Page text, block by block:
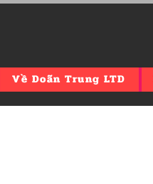
Về Doãn Trung LTD